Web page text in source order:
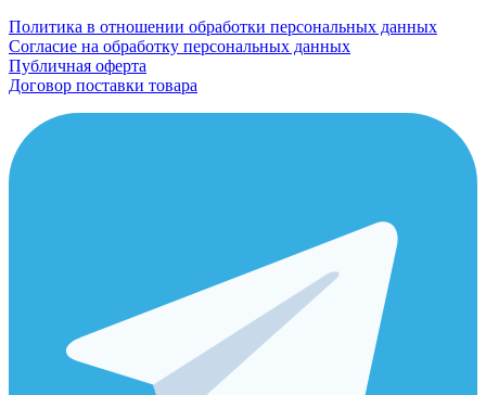
Политика в отношении обработки персональных данных
Согласие на обработку персональных данных
Публичная оферта
Договор поставки товара